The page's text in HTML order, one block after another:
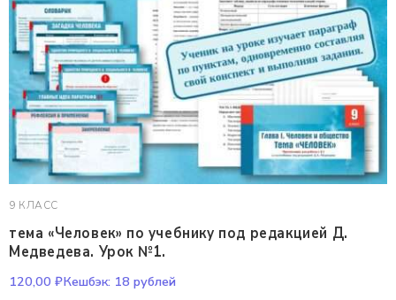
9 КЛАСС
тема «Человек» по учебнику под редакцией Д.
Медведева. Урок №1.
120,00 ₽Кешбэк: 18 рублей